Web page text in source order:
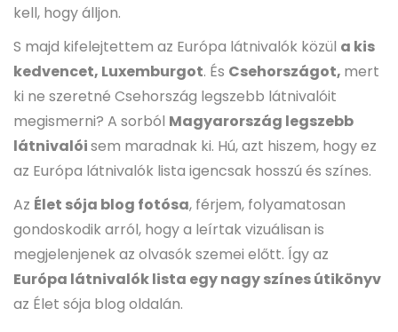
kell, hogy álljon.
S majd kifelejtettem az Európa látnivalók közül a kis
kedvencet, Luxemburgot. És Csehországot, mert
ki ne szeretné Csehország legszebb látnivalóit
megismerni? A sorból Magyarország legszebb
látnivalóisem maradnak ki. Hú, azt hiszem, hogy ez
az Európa látnivalók lista igencsak hosszú és színes.
Az Élet sója blog fotósa, férjem, folyamatosan
gondoskodik arról, hogy a leírtak vizuálisan is
megjelenjenek az olvasók szemei előtt. Így az
Európa látnivalók lista egy nagy színes útikönyv
az Élet sója blog oldalán.